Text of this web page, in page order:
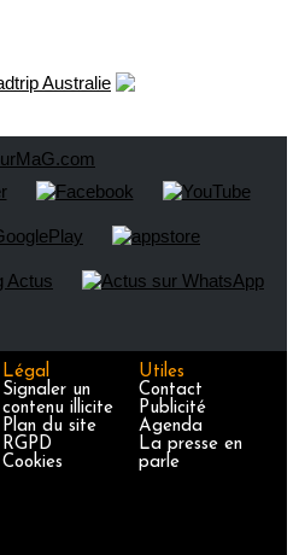
Légal
Signaler un
contenu illicite
Plan du site
RGPD
Cookies
Utiles
Contact
Publicité
Agenda
La presse en
parle